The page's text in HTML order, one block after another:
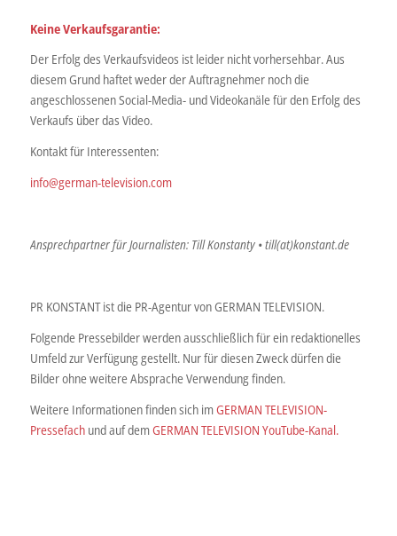
Keine Verkaufsgarantie:
Der Erfolg des Verkaufsvideos ist leider nicht vorhersehbar. Aus
diesem Grund haftet weder der Auftragnehmer noch die
angeschlossenen Social-Media- und Videokanäle für den Erfolg des
Verkaufs über das Video.
Kontakt für Interessenten:
info@german-television.com
Ansprechpartner für Journalisten: Till Konstanty • till(at)konstant.de
PR KONSTANT ist die PR-Agentur von GERMAN TELEVISION.
Folgende Pressebilder werden ausschließlich für ein redaktionelles
Umfeld zur Verfügung gestellt. Nur für diesen Zweck dürfen die
Bilder ohne weitere Absprache Verwendung finden.
Weitere Informationen finden sich imGERMAN TELEVISION-
Pressefachund auf demGERMAN TELEVISION YouTube-Kanal.